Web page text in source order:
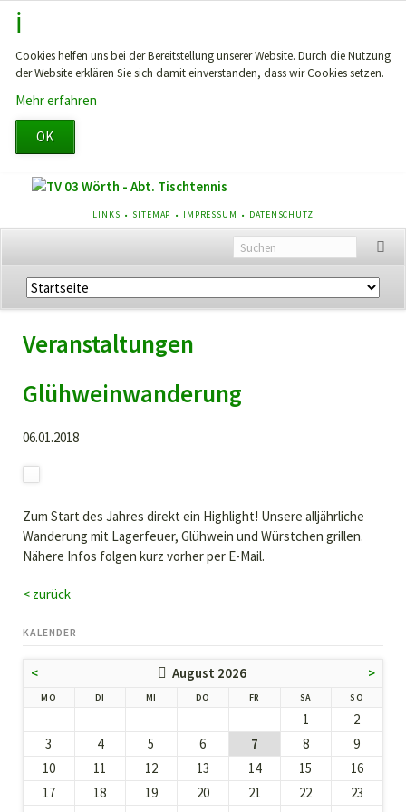
Cookies helfen uns bei der Bereitstellung unserer Website. Durch die Nutzung
der Website erklären Sie sich damit einverstanden, dass wir Cookies setzen.
Mehr erfahren
OK
NAVIGATION
ÜBERSPRINGEN
LINKS SITEMAP IMPRESSUM DATENSCHUTZ
Navigation
überspringen
Veranstaltungen
Glühweinwanderung
06.01.2018
Zum Start des Jahres direkt ein Highlight! Unsere alljährliche
Wanderung mit Lagerfeuer, Glühwein und Würstchen grillen.
Nähere Infos folgen kurz vorher per E-Mail.
< zurück
KALENDER
< August 2026 >
MO DI MI DO NNERSTAG
FR SA SO
1
2
3
4 5 6 7 8
9
10
11 12 13 14 15
16
17
18 19 20 21 22
23